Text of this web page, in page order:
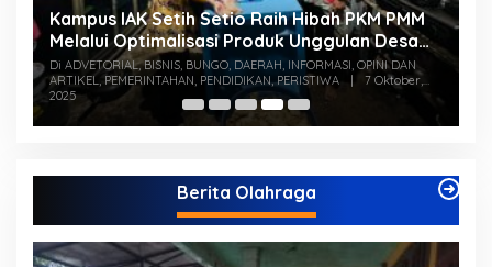
Kampus IAK Setih Setio Raih Hibah PKM PMM
Melalui Optimalisasi Produk Unggulan Desa
Berbasis Digital di Desa Suka Jaya
Di ADVETORIAL, BISNIS, BUNGO, DAERAH, INFORMASI, OPINI DAN
ARTIKEL, PEMERINTAHAN, PENDIDIKAN, PERISTIWA
7 Oktober,
2025
Berita Olahraga